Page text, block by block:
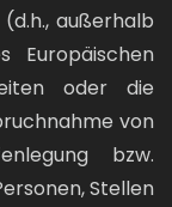
außerhalb
Europäischen
oder die
von
bzw.
Stellen